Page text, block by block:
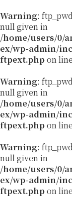
Warning:
null given in
/home/users/0/
ex/wp-admin/
ftpext.phpon line
Warning:
null given in
/home/users/0/
ex/wp-admin/
ftpext.phpon line
Warning:
null given in
/home/users/0/
ex/wp-admin/
ftpext.phpon line